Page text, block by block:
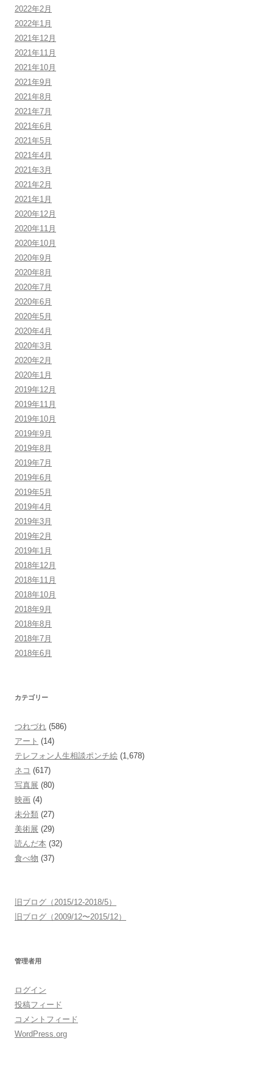
2022年2月
2022年1月
2021年12月
2021年11月
2021年10月
2021年9月
2021年8月
2021年7月
2021年6月
2021年5月
2021年4月
2021年3月
2021年2月
2021年1月
2020年12月
2020年11月
2020年10月
2020年9月
2020年8月
2020年7月
2020年6月
2020年5月
2020年4月
2020年3月
2020年2月
2020年1月
2019年12月
2019年11月
2019年10月
2019年9月
2019年8月
2019年7月
2019年6月
2019年5月
2019年4月
2019年3月
2019年2月
2019年1月
2018年12月
2018年11月
2018年10月
2018年9月
2018年8月
2018年7月
2018年6月
カテゴリー
つれづれ (586)
アート (14)
テレフォン人生相談ポンチ絵 (1,678)
ネコ (617)
写真展 (80)
映画 (4)
未分類 (27)
美術展 (29)
読んだ本 (32)
食べ物 (37)
旧ブログ（2015/12-2018/5）
旧ブログ（2009/12〜2015/12）
管理者用
ログイン
投稿フィード
コメントフィード
WordPress.org